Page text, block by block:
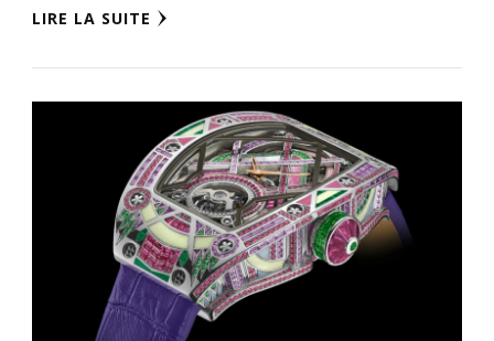
LIRE LA SUITE